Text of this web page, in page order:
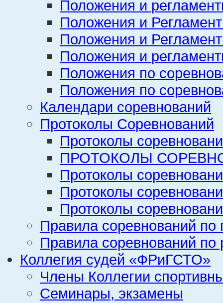
Положения и
Положения и
Положения и
Положения и
Положения по
Положения по
Календари соревнований
Протоколы Соревнований
Протоколы
ПРОТОКОЛЫ
Протоколы
Протоколы
Протоколы
Правила соревнований по
Правила соревнований по
Коллегия судей «ФРиГСТО»
Члены Коллегии
Семинары, экзамены